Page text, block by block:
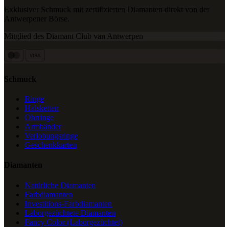
Exklusiver Schmuck mit zertifizierten Diamanten direkt von der
Antwerpener Börse.
Mitglied des Diamant Club van Antwerpen
Schmuck
Ringe
Halsketten
Ohrringe
Armbänder
Verlobungsringe
Geschenkkarten
Diamanten
Natürliche Diamanten
Farbdiamanten
Investitions-Farbdiamanten
Laborgezüchtete Diamanten
Fancy Color (Laborgezüchtet)